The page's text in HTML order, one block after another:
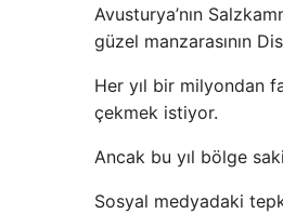
Avusturya’nın
güzel manzarasının
Her yıl bir milyondan
çekmek istiyor.
Ancak bu yıl bölge
Sosyal medyadaki